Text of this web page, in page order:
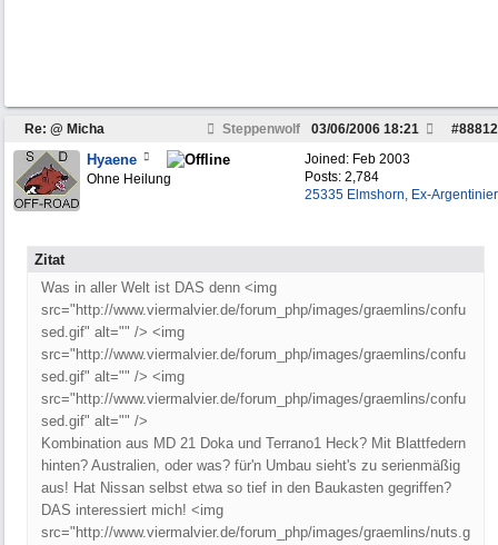
Re: @ Micha Steppenwolf #88812
03/06/2006 18:21
Joined: Feb 2003
Posts: 2,784
25335 Elmshorn, Ex-Argentinier
Hyaene
Ohne Heilung
Zitat
Was in aller Welt ist DAS denn <img
src="http://www.viermalvier.de/forum_php/images/graemlins/confu
sed.gif" alt="" /> <img
src="http://www.viermalvier.de/forum_php/images/graemlins/confu
sed.gif" alt="" /> <img
src="http://www.viermalvier.de/forum_php/images/graemlins/confu
sed.gif" alt="" />
Kombination aus MD 21 Doka und Terrano1 Heck? Mit Blattfedern
hinten? Australien, oder was? für'n Umbau sieht's zu serienmäßig
aus! Hat Nissan selbst etwa so tief in den Baukasten gegriffen?
DAS interessiert mich! <img
src="http://www.viermalvier.de/forum_php/images/graemlins/nuts.g